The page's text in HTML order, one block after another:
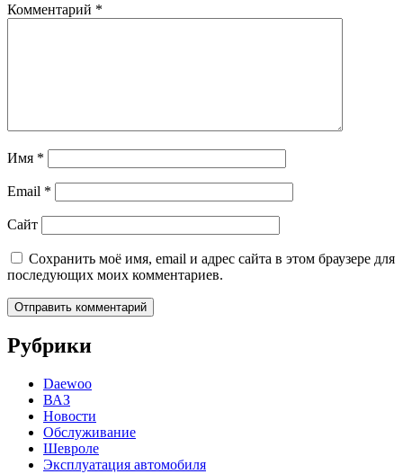
Комментарий *
Имя *
Email *
Сайт
Сохранить моё имя, email и адрес сайта в этом браузере для
последующих моих комментариев.
Рубрики
Daewoo
ВАЗ
Новости
Обслуживание
Шевроле
Эксплуатация автомобиля